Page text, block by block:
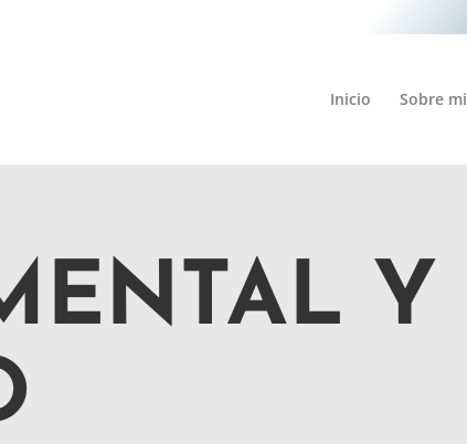
Inicio Sobre mi
Y